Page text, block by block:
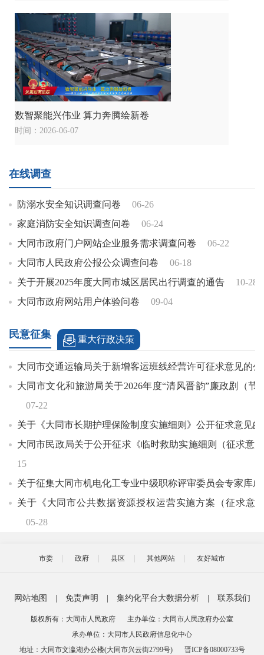
数智聚能兴伟业 算力奔腾绘新卷
时间：2026-06-07
在线调查
防溺水安全知识调查问卷
06-26
家庭消防安全知识调查问卷
06-24
大同市政府门户网站企业服务需求调查问卷
06-22
大同市人民政府公报公众调查问卷
06-18
关于开展2025年度大同市城区居民出行调查的通告
10-28
大同市政府网站用户体验问卷
09-04
民意征集 重大行政决策
大同市交通运输局关于新增客运班线经营许可征求意见的公
大同市文化和旅游局关于2026年度“清风晋韵”廉政剧（节
07-22
关于《大同市长期护理保险制度实施细则》公开征求意见
大同市民政局关于公开征求《临时救助实施细则（征求意
15
关于征集大同市机电化工专业中级职称评审委员会专家库
关于《大同市公共数据资源授权运营实施方案（征求意
05-28
市委 政府 县区 其他网站 友好城市
网站地图 免责声明 集约化平台大数据分析 联系我们
版权所有：大同市人民政府
主办单位：大同市人民政府办公室
承办单位：大同市人民政府信息化中心
地址：大同市文瀛湖办公楼(大同市兴云街2799号)
晋ICP备08000733号